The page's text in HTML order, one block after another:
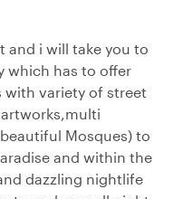
and i will take you to
which has to offer
variety of street
Mosques) to
and within the
dazzling nightlife